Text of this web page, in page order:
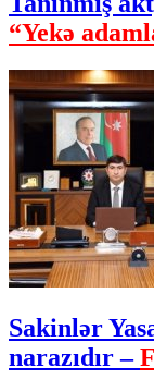
“Yekə
Sakinlər
narazıdır –